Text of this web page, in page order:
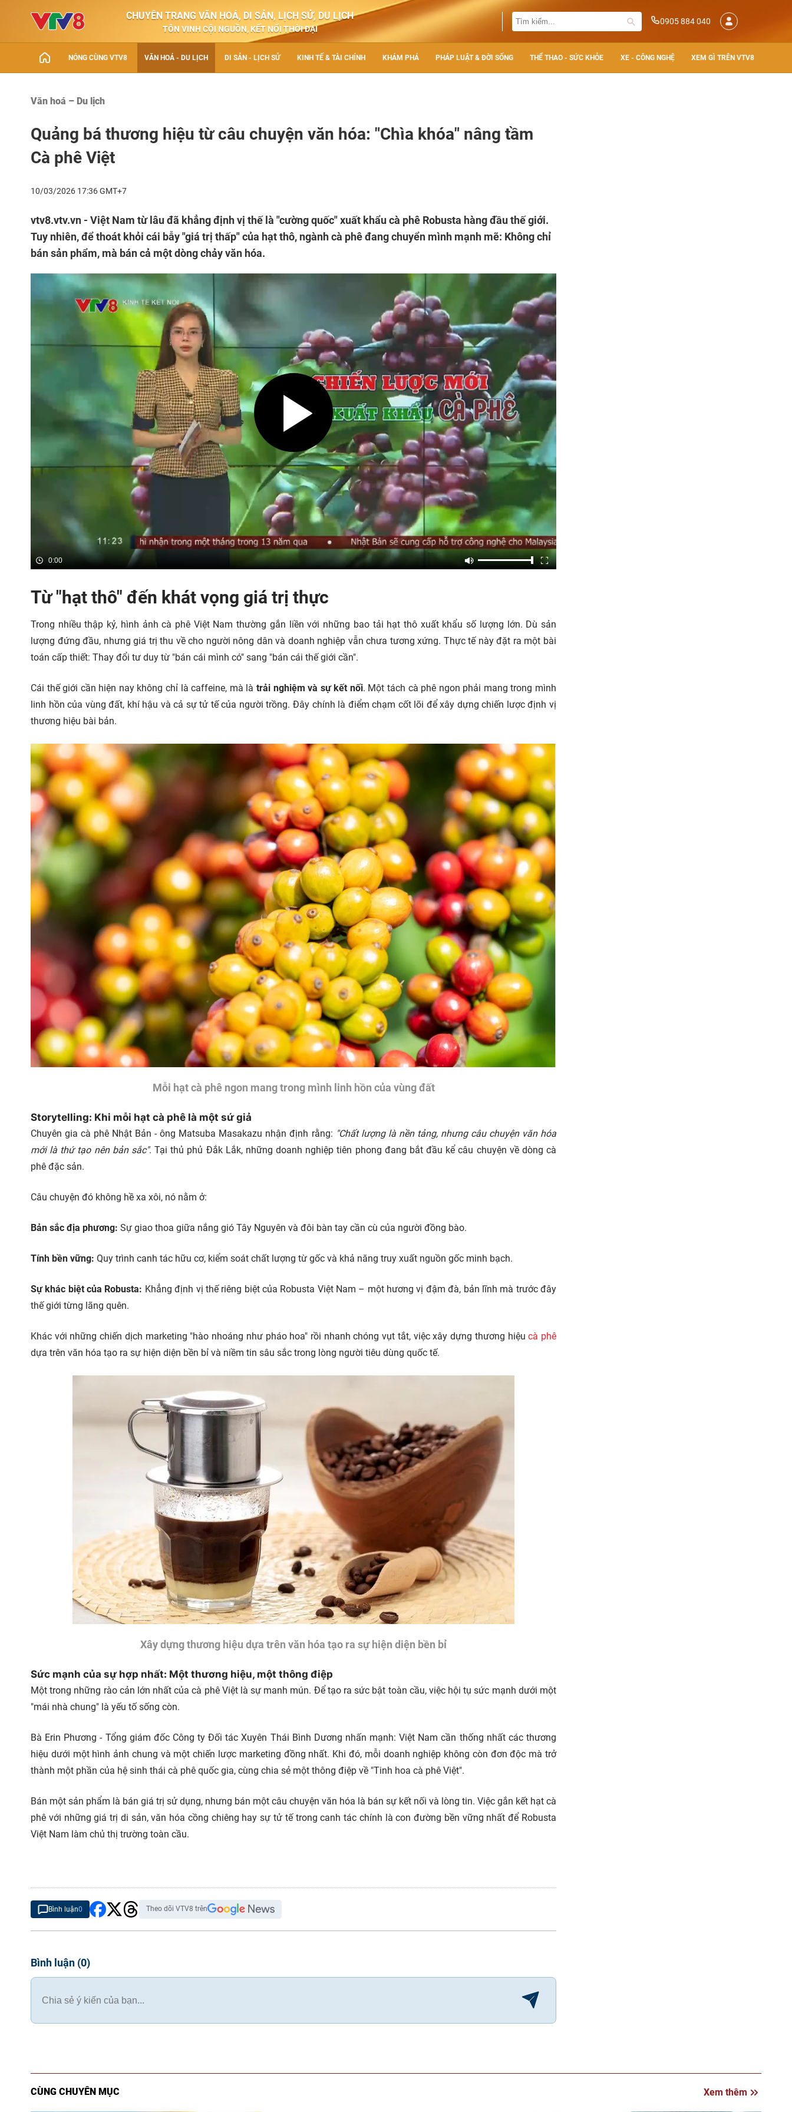
CHUYÊN TRANG VĂN HOÁ, DI SẢN, LỊCH SỬ, DU LỊCH
TÔN VINH CỘI NGUỒN, KẾT NỐI THỜI ĐẠI
0905 884 040
NÓNG CÙNG VTV8 VĂN HOÁ - DU LỊCH DI SẢN - LỊCH SỬ KINH TẾ & TÀI CHÍNH KHÁM PHÁ PHÁP LUẬT & ĐỜI SỐNG THỂ THAO - SỨC KHỎE XE - CÔNG NGHỆ XEM GÌ TRÊN VTV8
Văn hoá – Du lịch
Quảng bá thương hiệu từ câu chuyện văn hóa: "Chìa khóa" nâng tầm
Cà phê Việt
10/03/2026 17:36 GMT+7
vtv8.vtv.vn - Việt Nam từ lâu đã khẳng định vị thế là "cường quốc" xuất khẩu cà phê Robusta hàng đầu thế giới.
Tuy nhiên, để thoát khỏi cái bẫy "giá trị thấp" của hạt thô, ngành cà phê đang chuyển mình mạnh mẽ: Không chỉ
bán sản phẩm, mà bán cả một dòng chảy văn hóa.
0:00
Từ "hạt thô" đến khát vọng giá trị thực
Trong nhiều thập kỷ, hình ảnh cà phê Việt Nam thường gắn liền với những bao tải hạt thô xuất khẩu số lượng lớn. Dù sản
lượng đứng đầu, nhưng giá trị thu về cho người nông dân và doanh nghiệp vẫn chưa tương xứng. Thực tế này đặt ra một bài
toán cấp thiết: Thay đổi tư duy từ "bán cái mình có" sang "bán cái thế giới cần".
Cái thế giới cần hiện nay không chỉ là caffeine, mà là trải nghiệm và sự kết nối. Một tách cà phê ngon phải mang trong mình
linh hồn của vùng đất, khí hậu và cả sự tử tế của người trồng. Đây chính là điểm chạm cốt lõi để xây dựng chiến lược định vị
thương hiệu bài bản.
Mỗi hạt cà phê ngon mang trong mình linh hồn của vùng đất
Storytelling: Khi mỗi hạt cà phê là một sứ giả
Chuyên gia cà phê Nhật Bản - ông Matsuba Masakazu nhận định rằng: "Chất lượng là nền tảng, nhưng câu chuyện văn hóa
mới là thứ tạo nên bản sắc". Tại thủ phủ Đắk Lắk, những doanh nghiệp tiên phong đang bắt đầu kể câu chuyện về dòng cà
phê đặc sản.
Câu chuyện đó không hề xa xôi, nó nằm ở:
Bản sắc địa phương: Sự giao thoa giữa nắng gió Tây Nguyên và đôi bàn tay cần cù của người đồng bào.
Tính bền vững: Quy trình canh tác hữu cơ, kiểm soát chất lượng từ gốc và khả năng truy xuất nguồn gốc minh bạch.
Sự khác biệt của Robusta: Khẳng định vị thế riêng biệt của Robusta Việt Nam – một hương vị đậm đà, bản lĩnh mà trước đây
thế giới từng lãng quên.
Khác với những chiến dịch marketing "hào nhoáng như pháo hoa" rồi nhanh chóng vụt tắt, việc xây dựng thương hiệucà phê
dựa trên văn hóa tạo ra sự hiện diện bền bỉ và niềm tin sâu sắc trong lòng người tiêu dùng quốc tế.
Xây dựng thương hiệu dựa trên văn hóa tạo ra sự hiện diện bền bỉ
Sức mạnh của sự hợp nhất: Một thương hiệu, một thông điệp
Một trong những rào cản lớn nhất của cà phê Việt là sự manh mún. Để tạo ra sức bật toàn cầu, việc hội tụ sức mạnh dưới một
"mái nhà chung" là yếu tố sống còn.
Bà Erin Phương - Tổng giám đốc Công ty Đối tác Xuyên Thái Bình Dương nhấn mạnh: Việt Nam cần thống nhất các thương
hiệu dưới một hình ảnh chung và một chiến lược marketing đồng nhất. Khi đó, mỗi doanh nghiệp không còn đơn độc mà trở
thành một phần của hệ sinh thái cà phê quốc gia, cùng chia sẻ một thông điệp về "Tinh hoa cà phê Việt".
Bán một sản phẩm là bán giá trị sử dụng, nhưng bán một câu chuyện văn hóa là bán sự kết nối và lòng tin. Việc gắn kết hạt cà
phê với những giá trị di sản, văn hóa cồng chiêng hay sự tử tế trong canh tác chính là con đường bền vững nhất để Robusta
Việt Nam làm chủ thị trường toàn cầu.
Bình luận0 Theo dõi VTV8 trên
Bình luận (0)
CÙNG CHUYÊN MỤC Xem thêm